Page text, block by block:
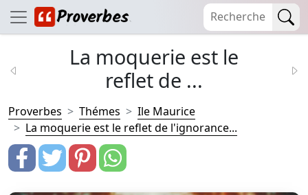
La moquerie est le
reflet de ...
Proverbes Thémes
Ile Maurice
La moquerie est le reflet de l'ignorance...